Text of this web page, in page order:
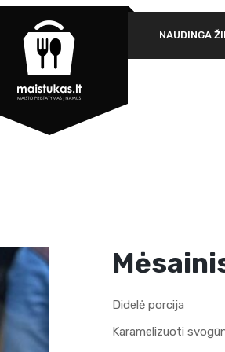
NAUDINGA
Didelė porcija
Karamelizuoti